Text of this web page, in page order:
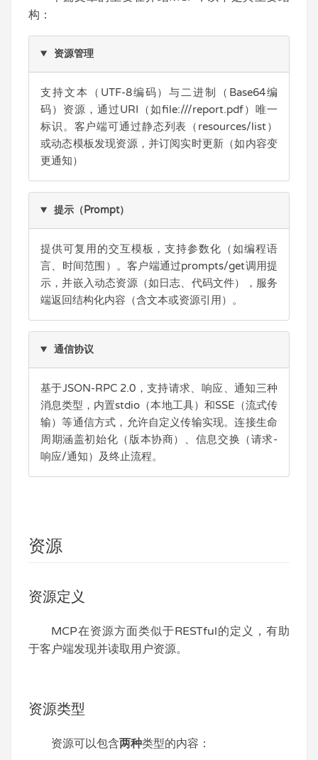
构：
资源管理
支持文本（UTF-8编码）与二进制（Base64编
码）资源，通过URI（如file:///report.pdf）唯一
标识。客户端可通过静态列表（resources/list）
或动态模板发现资源，并订阅实时更新（如内容变
更通知）
提示（Prompt）
提供可复用的交互模板，支持参数化（如编程语
言、时间范围）。客户端通过prompts/get调用提
示，并嵌入动态资源（如日志、代码文件），服务
端返回结构化内容（含文本或资源引用）。
通信协议
基于JSON-RPC 2.0，支持请求、响应、通知三种
消息类型，内置stdio（本地工具）和SSE（流式传
输）等通信方式，允许自定义传输实现。连接生命
周期涵盖初始化（版本协商）、信息交换（请求-
响应/通知）及终止流程。
资源
资源定义
MCP在资源方面类似于RESTful的定义，有助
于客户端发现并读取用户资源。
资源类型
资源可以包含两种类型的内容：